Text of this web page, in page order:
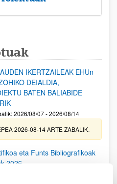
IKERTZAILEAK EHUn
DEIALDIA,
BATEN BALIABIDE
2026/08/07 - 2026/08/14
2026-08-14 ARTE ZABALIK.
eta Funts Bibliografikoak
2026